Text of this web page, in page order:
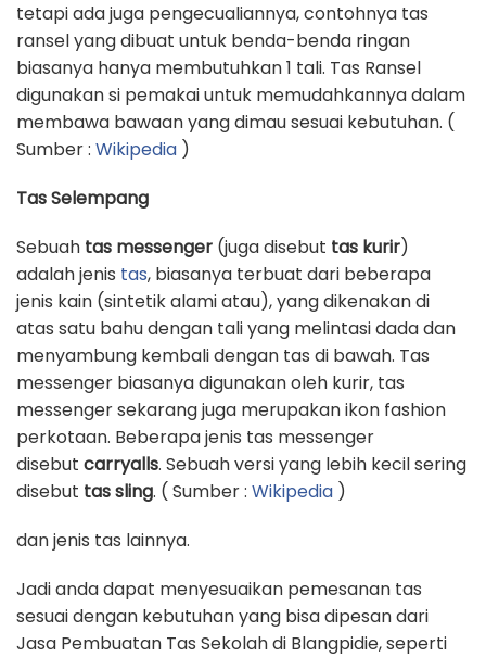
tetapi ada juga pengecualiannya, contohnya tas
ransel yang dibuat untuk benda-benda ringan
biasanya hanya membutuhkan 1 tali. Tas Ransel
digunakan si pemakai untuk memudahkannya dalam
membawa bawaan yang dimau sesuai kebutuhan. (
Sumber : Wikipedia )
Tas Selempang
Sebuah tas messenger (juga disebut tas kurir)
adalah jenis tas, biasanya terbuat dari beberapa
jenis kain (sintetik alami atau), yang dikenakan di
atas satu bahu dengan tali yang melintasi dada dan
menyambung kembali dengan tas di bawah. Tas
messenger biasanya digunakan oleh kurir, tas
messenger sekarang juga merupakan ikon fashion
perkotaan. Beberapa jenis tas messenger
disebut carryalls. Sebuah versi yang lebih kecil sering
disebut tas sling. ( Sumber : Wikipedia )
dan jenis tas lainnya.
Jadi anda dapat menyesuaikan pemesanan tas
sesuai dengan kebutuhan yang bisa dipesan dari
Jasa Pembuatan Tas Sekolah di Blangpidie, seperti